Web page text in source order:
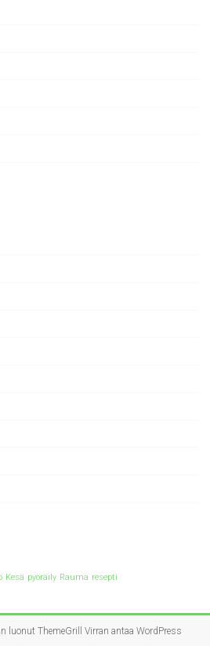
Kesä pyöräily Rauma resepti
luonut ThemeGrill Virran antaa WordPress